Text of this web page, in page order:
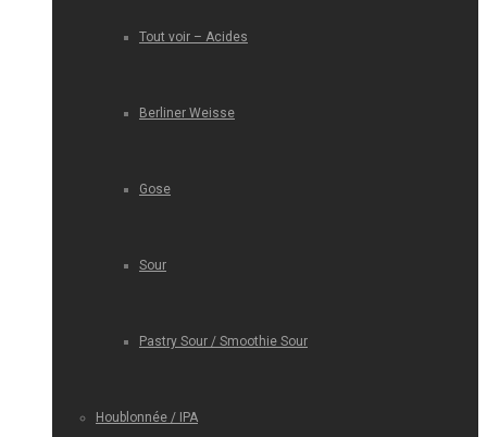
Tout voir – Acides
Berliner Weisse
Gose
Sour
Pastry Sour / Smoothie Sour
Houblonnée / IPA